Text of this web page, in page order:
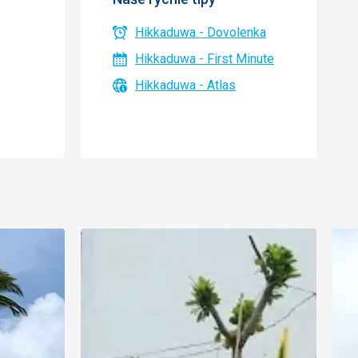
Hikkaduwa - Dovolenka
Hikkaduwa - First Minute
Hikkaduwa - Atlas